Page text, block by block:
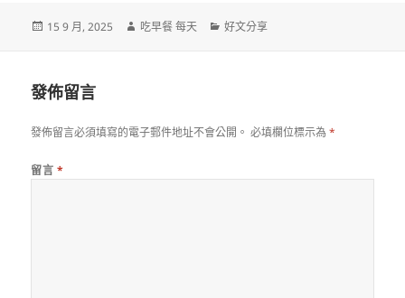
發
15 9 月, 2025
作
吃早餐 每天
分
好文分享
發佈留言
發佈留言必須填寫的電子郵件地址不會公開。 必填欄位標示為*
留言 *